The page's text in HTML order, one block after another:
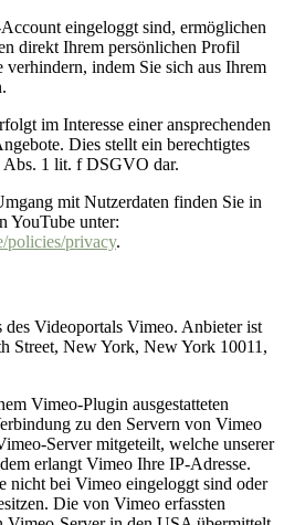
eingeloggt sind, ermöglichen
direkt Ihrem persönlichen Profil
indem Sie sich aus Ihrem
im Interesse einer ansprechenden
Dies stellt ein berechtigtes
Abs. 1 lit. f DSGVO dar.
mit Nutzerdaten finden Sie in
YouTube unter:
policies/privacy.
des Videoportals Vimeo. Anbieter ist
Street, New York, New York 10011,
Vimeo-Plugin ausgestatteten
zu den Servern von Vimeo
Server mitgeteilt, welche unserer
erlangt Vimeo Ihre IP-Adresse.
nicht bei Vimeo eingeloggt sind oder
Die von Vimeo erfassten